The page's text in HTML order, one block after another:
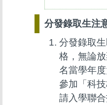
分發錄取生注
分發錄取
格，無論
名當學年
參加「科
請入學聯